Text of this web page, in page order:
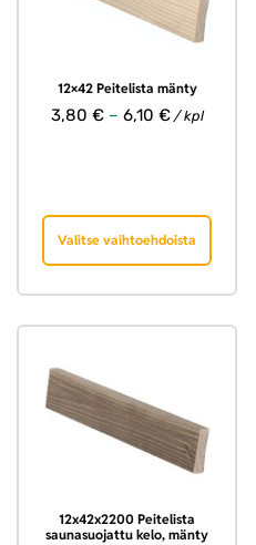
12×42 Peitelista mänty
3,80 € – 6,10 €/ kpl
Valitse vaihtoehdoista
12x42x2200 Peitelista
saunasuojattu kelo, mänty